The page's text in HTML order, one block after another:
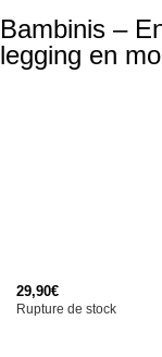
Bambinis –
legging en
29,90€
Rupture de stock